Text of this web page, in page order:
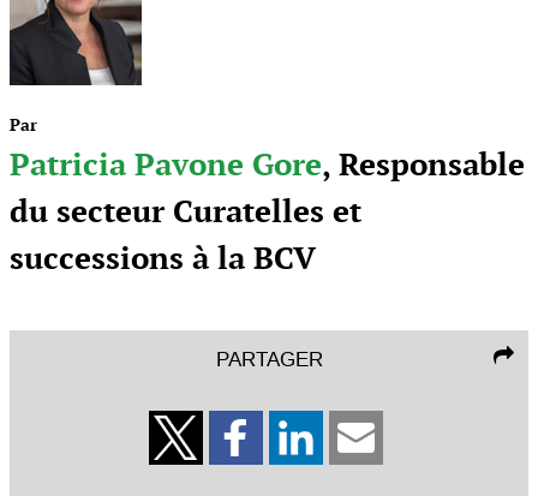
Par
Patricia Pavone Gore, Responsable
du secteur Curatelles et
successions à la BCV
PARTAGER